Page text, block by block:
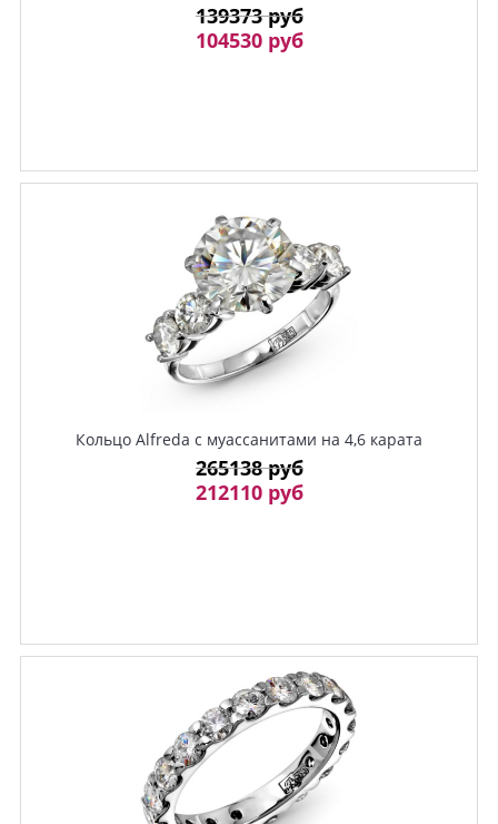
139373 руб
104530 руб
Кольцо Alfreda с муассанитами на 4,6 карата
265138 руб
212110 руб